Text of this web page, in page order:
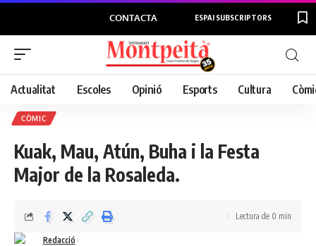
CONTACTA ESPAI SUBSCRIPTORS
Actualitat Escoles Opinió Esports Cultura
CÒMIC
Kuak, Mau, Atún, Buha i la Festa
Major de la Rosaleda.
Redacció
Lectura de 0 min